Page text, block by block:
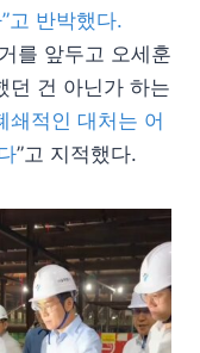
고 반박했다.
를 앞두고 오세훈
던 건 아닌가 하는
쇄적인 대처는 어
”고 지적했다.